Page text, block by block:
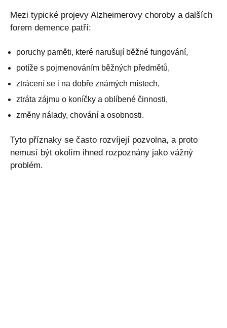
Mezi typické projevy Alzheimerovy choroby a dalších
forem demence patří:
poruchy paměti, které narušují běžné fungování,
potíže s pojmenováním běžných předmětů,
ztrácení se i na dobře známých místech,
ztráta zájmu o koníčky a oblíbené činnosti,
změny nálady, chování a osobnosti.
Tyto příznaky se často rozvíjejí pozvolna, a proto
nemusí být okolím ihned rozpoznány jako vážný
problém.